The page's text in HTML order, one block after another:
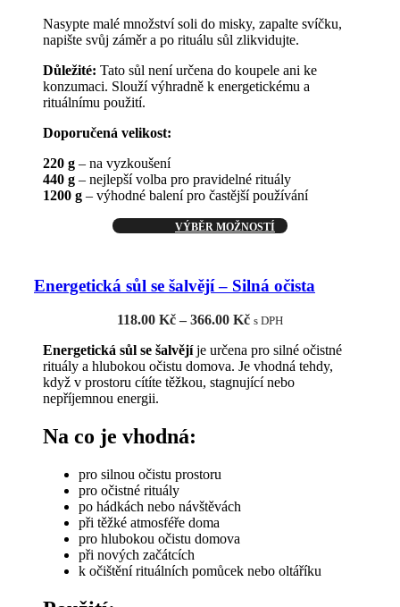
Nasypte malé množství soli do misky, zapalte svíčku,
napište svůj záměr a po rituálu sůl zlikvidujte.
Důležité: Tato sůl není určena do koupele ani ke
konzumaci. Slouží výhradně k energetickému a
rituálnímu použití.
Doporučená velikost:
220 g – na vyzkoušení
440 g – nejlepší volba pro pravidelné rituály
1200 g – výhodné balení pro častější používání
VÝBĚR MOŽNOSTÍ
Tento
variant.
na
stránce
produktu
Energetická sůl se šalvějí – Silná očista
118.00 Kč – 366.00 KčRozpětí
118.00 Kč
až
366.00 Kč
s DPH
Energetická sůl se šalvějíje určena pro silné očistné
rituály a hlubokou očistu domova. Je vhodná tehdy,
když v prostoru cítíte těžkou, stagnující nebo
nepříjemnou energii.
Na co je vhodná:
pro silnou očistu prostoru
pro očistné rituály
po hádkách nebo návštěvách
při těžké atmosféře doma
pro hlubokou očistu domova
při nových začátcích
k očištění rituálních pomůcek nebo oltáříku